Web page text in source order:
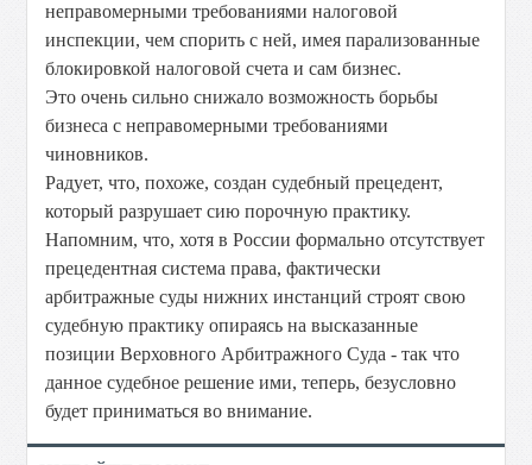
неправомерными требованиями налоговой
инспекции, чем спорить с ней, имея парализованные
блокировкой налоговой счета и сам бизнес.
Это очень сильно снижало возможность борьбы
бизнеса с неправомерными требованиями
чиновников.
Радует, что, похоже, создан судебный прецедент,
который разрушает сию порочную практику.
Напомним, что, хотя в России формально отсутствует
прецедентная система права, фактически
арбитражные суды нижних инстанций строят свою
судебную практику опираясь на высказанные
позиции Верховного Арбитражного Суда - так что
данное судебное решение ими, теперь, безусловно
будет приниматься во внимание.